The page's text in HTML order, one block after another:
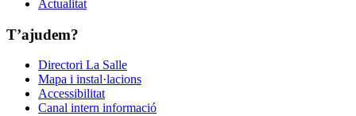
Actualitat
T’ajudem?
Directori La Salle
Mapa i instal·lacions
Accessibilitat
Canal intern informació